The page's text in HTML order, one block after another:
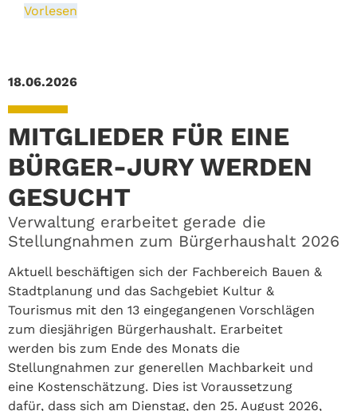
Vorlesen
18.06.2026
MITGLIEDER FÜR EINE
BÜRGER-JURY WERDEN
GESUCHT
Verwaltung erarbeitet gerade die
Stellungnahmen zum Bürgerhaushalt 2026
Aktuell beschäftigen sich der Fachbereich Bauen &
Stadtplanung und das Sachgebiet Kultur &
Tourismus mit den 13 eingegangenen Vorschlägen
zum diesjährigen Bürgerhaushalt. Erarbeitet
werden bis zum Ende des Monats die
Stellungnahmen zur generellen Machbarkeit und
eine Kostenschätzung. Dies ist Voraussetzung
dafür, dass sich am Dienstag, den 25. August 2026,